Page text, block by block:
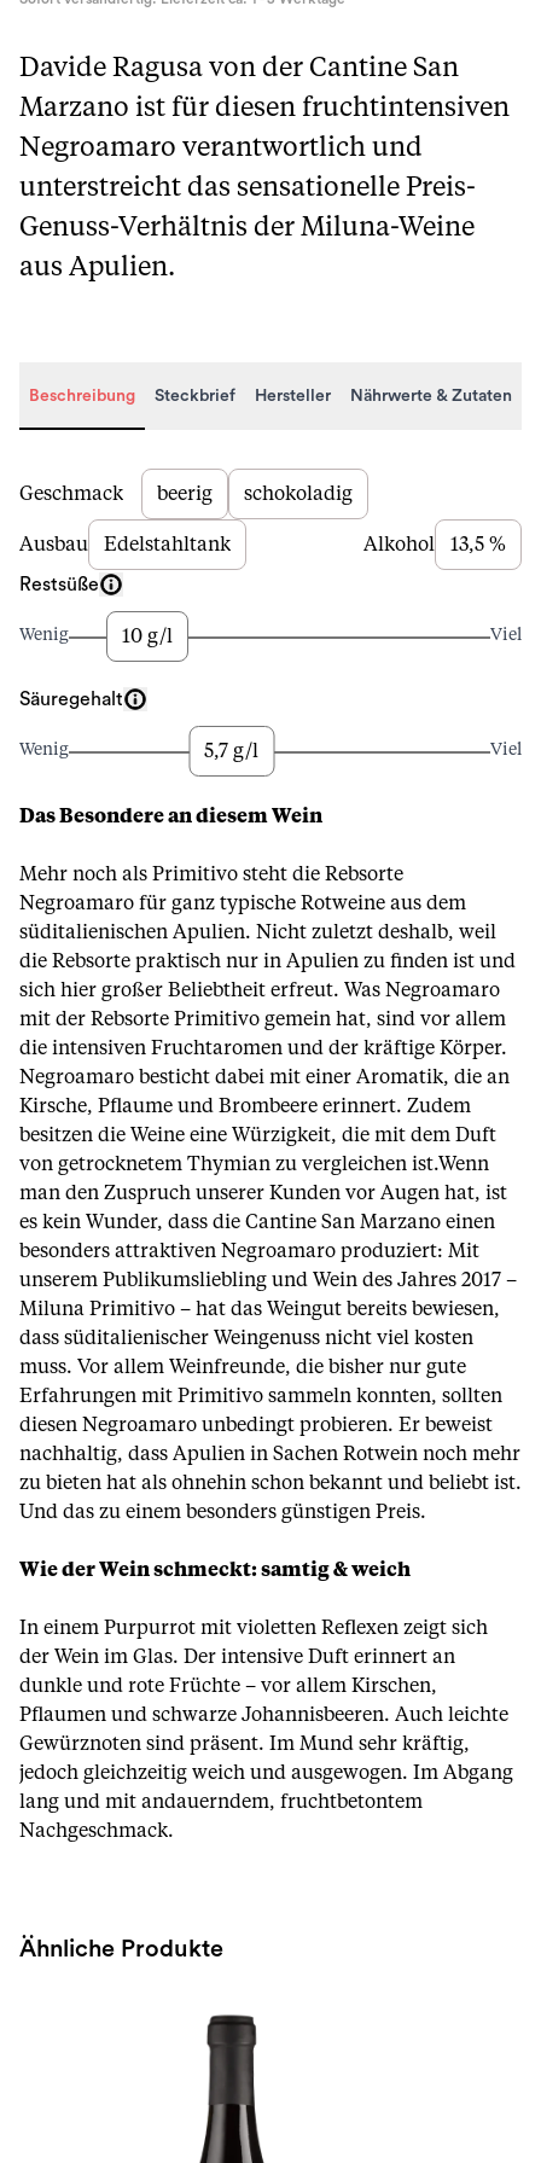
Davide Ragusa von der Cantine San
Marzano ist für diesen fruchtintensiven
Negroamaro verantwortlich und
unterstreicht das sensationelle Preis-
Genuss-Verhältnis der Miluna-Weine
aus Apulien.
Beschreibung Steckbrief Hersteller Nährwerte & Zutaten
Beschreibung
Geschmack beerig schokoladig
Ausbau Edelstahltank Alkohol 13,5 %
Restsüße
Wenig 10 g/l Viel
Säuregehalt
Wenig 5,7 g/l Viel
Das Besondere an diesem Wein
Mehr noch als Primitivo steht die Rebsorte
Negroamaro für ganz typische Rotweine aus dem
süditalienischen Apulien. Nicht zuletzt deshalb, weil
die Rebsorte praktisch nur in Apulien zu finden ist und
sich hier großer Beliebtheit erfreut. Was Negroamaro
mit der Rebsorte Primitivo gemein hat, sind vor allem
die intensiven Fruchtaromen und der kräftige Körper.
Negroamaro besticht dabei mit einer Aromatik, die an
Kirsche, Pflaume und Brombeere erinnert. Zudem
besitzen die Weine eine Würzigkeit, die mit dem Duft
von getrocknetem Thymian zu vergleichen ist.Wenn
man den Zuspruch unserer Kunden vor Augen hat, ist
es kein Wunder, dass die Cantine San Marzano einen
besonders attraktiven Negroamaro produziert: Mit
unserem Publikumsliebling und Wein des Jahres 2017 –
Miluna Primitivo – hat das Weingut bereits bewiesen,
dass süditalienischer Weingenuss nicht viel kosten
muss. Vor allem Weinfreunde, die bisher nur gute
Erfahrungen mit Primitivo sammeln konnten, sollten
diesen Negroamaro unbedingt probieren. Er beweist
nachhaltig, dass Apulien in Sachen Rotwein noch mehr
zu bieten hat als ohnehin schon bekannt und beliebt ist.
Und das zu einem besonders günstigen Preis.
Wie der Wein schmeckt: samtig & weich
In einem Purpurrot mit violetten Reflexen zeigt sich
der Wein im Glas. Der intensive Duft erinnert an
dunkle und rote Früchte – vor allem Kirschen,
Pflaumen und schwarze Johannisbeeren. Auch leichte
Gewürznoten sind präsent. Im Mund sehr kräftig,
jedoch gleichzeitig weich und ausgewogen. Im Abgang
lang und mit andauerndem, fruchtbetontem
Nachgeschmack.
Ähnliche Produkte